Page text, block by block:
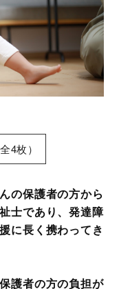
4枚）
の保護者の方から
士であり、発達障
に長く携わってき
護者の方の負担が